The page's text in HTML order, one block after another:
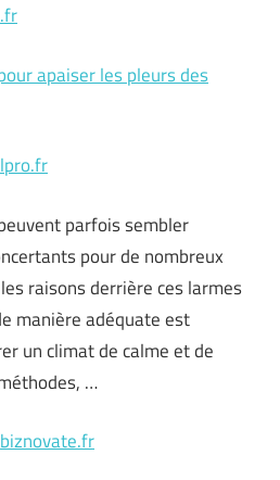
apaiser les pleurs des
parfois sembler
pour de nombreux
raisons derrière ces larmes
manière adéquate est
un climat de calme et de
…
biznovate.fr